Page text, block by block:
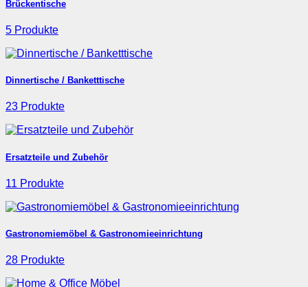
Brückentische
5 Produkte
Dinnertische / Banketttische
23 Produkte
Ersatzteile und Zubehör
11 Produkte
Gastronomiemöbel & Gastronomieeinrichtung
28 Produkte